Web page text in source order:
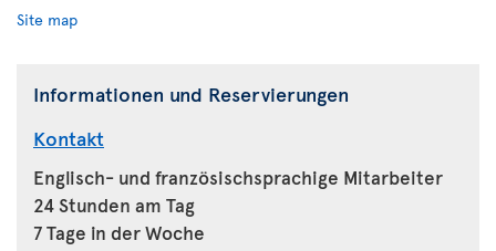
Site map
Informationen und Reservierungen
Kontakt
Englisch- und französischsprachige Mitarbeiter
24 Stunden am Tag
7 Tage in der Woche